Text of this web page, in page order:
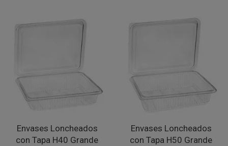
Envases Loncheados
con Tapa H40 Grande
Envases Loncheados
con Tapa H50 Grande